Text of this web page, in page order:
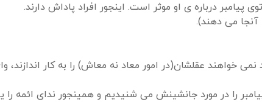
درباره ی او موثر است. اینجور افراد پاداش دارند.
آنجا می دهند).
خواهند عقلشان(در امور معاد نه معاش) را به کار اندازند،
را در مورد جانشینش می شنیدیم و همینجور ندای ائمه را